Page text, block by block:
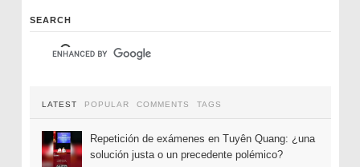
SEARCH
LATEST POPULAR COMMENTS TAGS
Repetición de exámenes en Tuyên Quang: ¿una
solución justa o un precedente polémico?